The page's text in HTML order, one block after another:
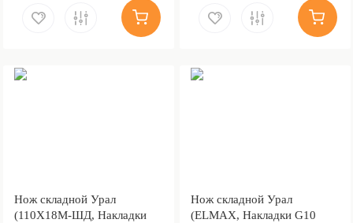
Нож складной Урал
(110Х18М-ШД, Накладки
Нож складной Урал
(ELMAX, Накладки G10